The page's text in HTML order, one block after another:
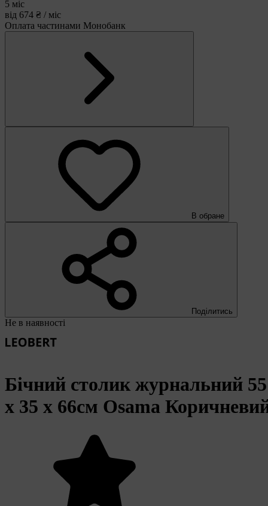
5 міс
від 674 ₴ / міс
Оплата частинами Монобанк
В обране
Поділитись
Не в наявності
Бічний столик журнальний 55
x 35 x 66см Osama